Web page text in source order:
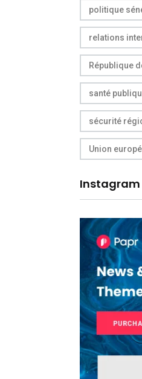
politique
relations
République
santé
sécurité
Union
Instagram